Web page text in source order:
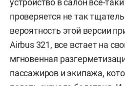
устройство в салон все-
проверяется не так
вероятность этой версии
Airbus 321, все встает на
мгновенная
пассажиров и экипажа,